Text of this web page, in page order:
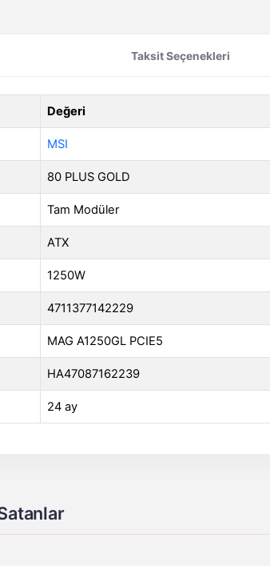
Taksit Seçenekleri
Değeri
MSI
80 PLUS GOLD
Tam Modüler
ATX
1250W
4711377142229
MAG A1250GL PCIE5
HA47087162239
24 ay